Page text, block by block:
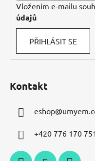
Vložením e-mailu
údajů
PŘIHLÁSIT SE
Kontakt
eshop@
+420 776 170 751